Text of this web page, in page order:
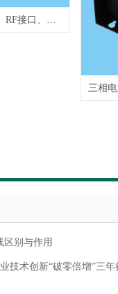
天馈线防雷器（ST）（BNC、RF接口、L9接口、（N(L16)、SMA接口、英制F接口等）
区别与作用
倍增”三年行动（2020-2022）启动